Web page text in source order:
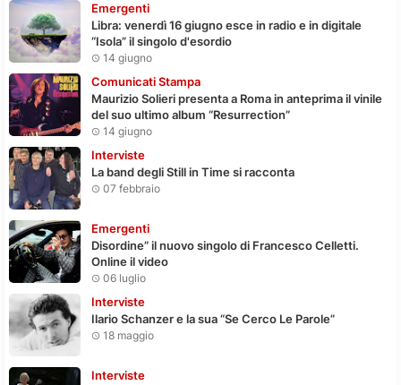
Emergenti
Libra: venerdì 16 giugno esce in radio e in digitale
“Isola” il singolo d'esordio
14 giugno
Comunicati Stampa
Maurizio Solieri presenta a Roma in anteprima il vinile
del suo ultimo album “Resurrection”
14 giugno
Interviste
La band degli Still in Time si racconta
07 febbraio
Emergenti
Disordine” il nuovo singolo di Francesco Celletti.
Online il video
06 luglio
Interviste
Ilario Schanzer e la sua “Se Cerco Le Parole”
18 maggio
Interviste